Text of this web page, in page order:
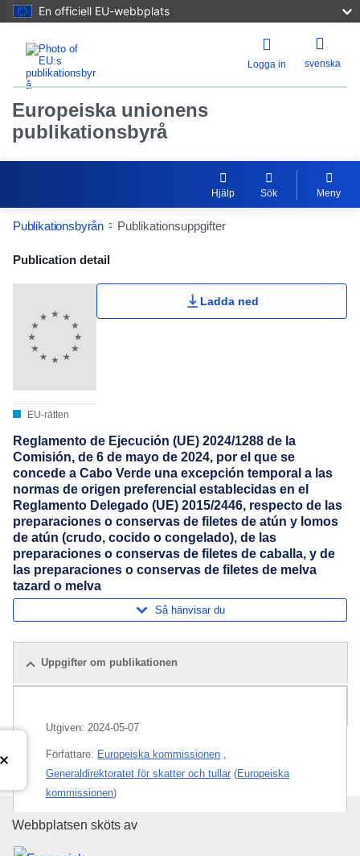
En officiell EU-webbplats
Logga in svenska
Europeiska unionens
publikationsbyrå
Hjälp Sök Meny
Publikationsbyrån Publikationsuppgifter
Publication Detail Actions Portlet
Publication detail
EU-rätten
Ladda ned
Reglamento de Ejecución (UE) 2024/1288 de la
Comisión, de 6 de mayo de 2024, por el que se
concede a Cabo Verde una excepción temporal a las
normas de origen preferencial establecidas en el
Reglamento Delegado (UE) 2015/2446, respecto de las
preparaciones o conservas de filetes de atún y lomos
de atún (crudo, cocido o congelado), de las
preparaciones o conservas de filetes de caballa, y de
las preparaciones o conservas de filetes de melva
tazard o melva
Så hänvisar du
Uppgifter om publikationen
Utgiven: 2024-05-07
Författare: Europeiska kommissionen ,
Generaldirektoratet för skatter och tullar (Europeiska
kommissionen)
Ämne:allmänna preferenser
Europeiska unionens
Webbplatsen sköts av